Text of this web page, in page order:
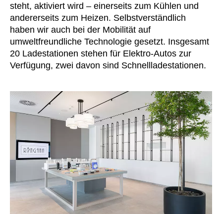
Slowakei(SK)
Slowenien(SI)
Spanien (ES)
Südafrika(ZA)
Südkorea(KR)
Tansania(TZ)
Thailand (TH)
Tschechische Republik(CZ)
Ukraine
Ungarn(HU)
Vereinigte Arabische Emirate(AE)
Weißrussland (BY)
Ägypten (EG)
steht, aktiviert wird – einerseits zum Kühlen und
andererseits zum Heizen. Selbstverständlich
haben wir auch bei der Mobilität auf
umweltfreundliche Technologie gesetzt. Insgesamt
20 Ladestationen stehen für Elektro-Autos zur
Verfügung, zwei davon sind Schnellladestationen.